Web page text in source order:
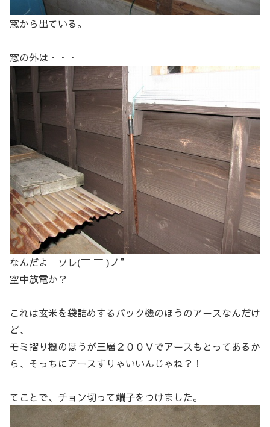
窓から出ている。
窓の外は・・・
なんだよ ソレ(￣ ￣ )ノ”
空中放電か？
これは玄米を袋詰めするパック機のほうのアースなんだけ
ど、
モミ摺り機のほうが三層２００Ｖでアースもとってあるか
ら、そっちにアースすりゃいいんじゃね？！
てことで、チョン切って端子をつけました。